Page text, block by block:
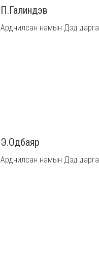
П.Галиндэв
Ардчилсан намын Дэд дарга
Э.Одбаяр
Ардчилсан намын Дэд дарга